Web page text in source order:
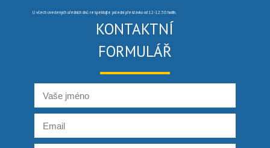
U všech uvedených úředních dnů respektujte polední přestávku od 12-12:30 hodin.
KONTAKTNÍ
FORMULÁŘ